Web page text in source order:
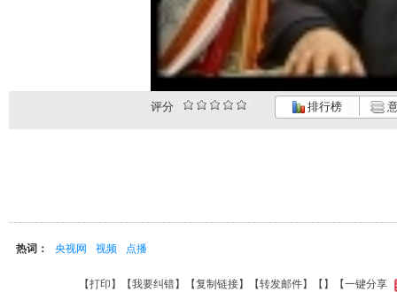
评分 排行榜
热词： 央视网 视频 点播
【打印 】【我要纠错】【复制链接】【转发邮件】【 】 【一键分享